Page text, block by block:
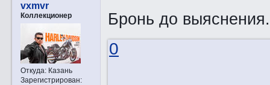
vxmvr
Коллекционер
Откуда:Казань
Зарегистрирован:
Бронь до
0